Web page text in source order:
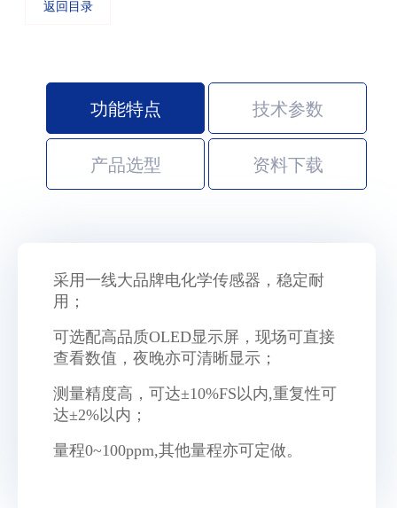
返回目录
功能特点 技术参数
产品选型 资料下载
采用一线大品牌电化学传感器，稳定耐
用 ；
可选配高品质OLED显示屏，现场可直接
查看数值，夜晚亦可清晰显示；
测量精度高，可达±10%FS以内,重复性可
达±2%以内；
量程0~100ppm,其他量程亦可定做。